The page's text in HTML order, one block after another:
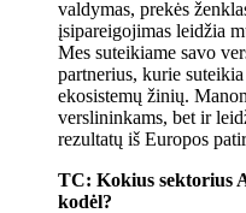
valdymas, prekės
įsipareigojimas leidžia
Mes suteikiame savo
partnerius, kurie
ekosistemų žinių.
verslininkams, bet ir
rezultatų iš Europos
TC: Kokius sektorius
kodėl?